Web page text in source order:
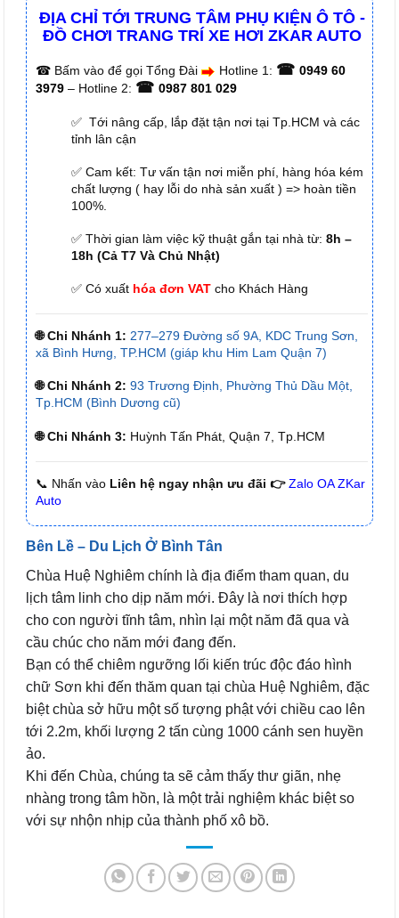
ĐỊA CHỈ TỚI TRUNG TÂM PHỤ KIỆN Ô TÔ -
ĐỒ CHƠI TRANG TRÍ XE HƠI ZKAR AUTO
☎ Bấm vào để gọi Tổng Đài Hotline 1: ☎ 0949 60
3979 – Hotline 2: ☎ 0987 801 029
✅ Tới nâng cấp, lắp đặt tận nơi tại Tp.HCM và các
tỉnh lân cận
✅ Cam kết: Tư vấn tận nơi miễn phí, hàng hóa kém
chất lượng ( hay lỗi do nhà sản xuất ) => hoàn tiền
100%.
✅ Thời gian làm việc kỹ thuật gắn tại nhà từ: 8h –
18h (Cả T7 Và Chủ Nhật)
✅ Có xuất hóa đơn VAT cho Khách Hàng
🌐 Chi Nhánh 1: 277–279 Đường số 9A, KDC Trung Sơn,
xã Bình Hưng, TP.HCM (giáp khu Him Lam Quận 7)
🌐 Chi Nhánh 2: 93 Trương Định, Phường Thủ Dầu Một,
Tp.HCM (Bình Dương cũ)
🌐 Chi Nhánh 3: Huỳnh Tấn Phát, Quận 7, Tp.HCM
📞 Nhấn vào Liên hệ ngay nhận ưu đãi 👉 Zalo OA ZKar
Auto
Bên Lề – Du Lịch Ở Bình Tân
Chùa Huệ Nghiêm chính là địa điểm tham quan, du
lịch tâm linh cho dịp năm mới. Đây là nơi thích hợp
cho con người tĩnh tâm, nhìn lại một năm đã qua và
cầu chúc cho năm mới đang đến.
Bạn có thể chiêm ngưỡng lối kiến trúc độc đáo hình
chữ Sơn khi đến thăm quan tại chùa Huệ Nghiêm, đặc
biệt chùa sở hữu một số tượng phật với chiều cao lên
tới 2.2m, khối lượng 2 tấn cùng 1000 cánh sen huyền
ảo.
Khi đến Chùa, chúng ta sẽ cảm thấy thư giãn, nhẹ
nhàng trong tâm hồn, là một trải nghiệm khác biệt so
với sự nhộn nhịp của thành phố xô bồ.